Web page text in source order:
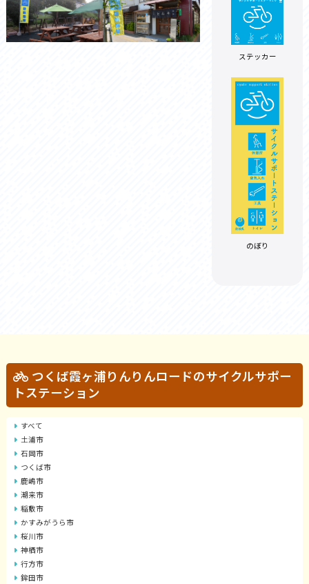
ステッカー
のぼり
つくば霞ヶ浦りんりんロードのサイクルサポー
トステーション
すべて
土浦市
石岡市
つくば市
鹿嶋市
潮来市
稲敷市
かすみがうら市
桜川市
神栖市
行方市
鉾田市